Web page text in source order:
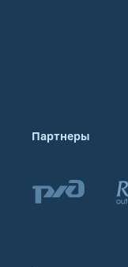
Партнеры